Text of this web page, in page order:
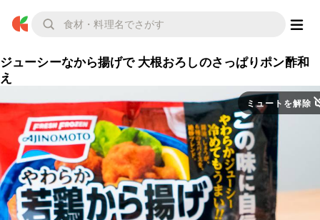
ジューシーなから揚げで 大根おろしのさっぱりポン酢和
え
ミュートを解除